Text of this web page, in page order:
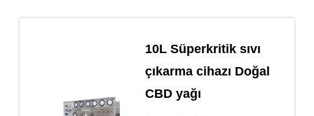
10L Süperkritik sıvı
çıkarma cihazı Doğal
CBD yağı